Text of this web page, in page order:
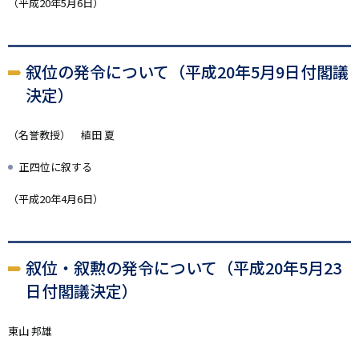
叙位の発令について（平成20年5月9日付閣議
決定）
（名誉教授） 植田 夏
正四位に叙する
（平成20年4月6日）
叙位・叙勲の発令について（平成20年5月23
日付閣議決定）
東山 邦雄